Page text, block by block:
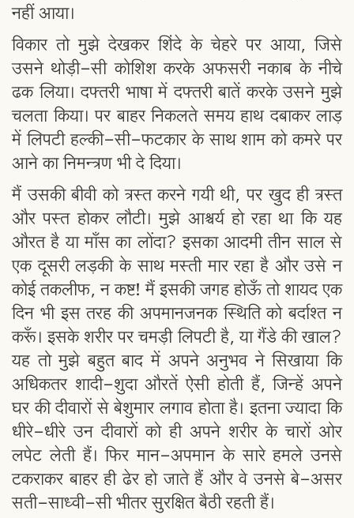
नहीं आया।
विकार तो मुझे देखकर शिंदे के चेहरे पर आया, जिसे
उसने थोड़ी-सी कोशिश करके अफसरी नकाब के नीचे
ढक लिया। दफ्तरी भाषा में दफ्तरी बातें करके उसने मुझे
चलता किया। पर बाहर निकलते समय हाथ दबाकर लाड़
में लिपटी हल्की-सी-फटकार के साथ शाम को कमरे पर
आने का निमन्त्रण भी दे दिया।
मैं उसकी बीवी को त्रस्त करने गयी थी, पर खुद ही त्रस्त
और पस्त होकर लौटी। मुझे आश्चर्य हो रहा था कि यह
औरत है या माँस का लोंदा? इसका आदमी तीन साल से
एक दूसरी लड़की के साथ मस्ती मार रहा है और उसे न
कोई तकलीफ, न कष्ट! मैं इसकी जगह होऊँ तो शायद एक
दिन भी इस तरह की अपमानजनक स्थिति को बर्दाश्त न
करूँ। इसके शरीर पर चमड़ी लिपटी है, या गैंडे की खाल?
यह तो मुझे बहुत बाद में अपने अनुभव ने सिखाया कि
अधिकतर शादी-शुदा औरतें ऐसी होती हैं, जिन्हें अपने
घर की दीवारों से बेशुमार लगाव होता है। इतना ज्यादा कि
धीरे-धीरे उन दीवारों को ही अपने शरीर के चारों ओर
लपेट लेती हैं। फिर मान-अपमान के सारे हमले उनसे
टकराकर बाहर ही ढेर हो जाते हैं और वे उनसे बे-असर
सती-साध्वी-सी भीतर सुरक्षित बैठी रहती हैं।